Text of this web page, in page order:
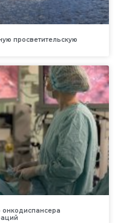
просветительскую
онкодиспансера